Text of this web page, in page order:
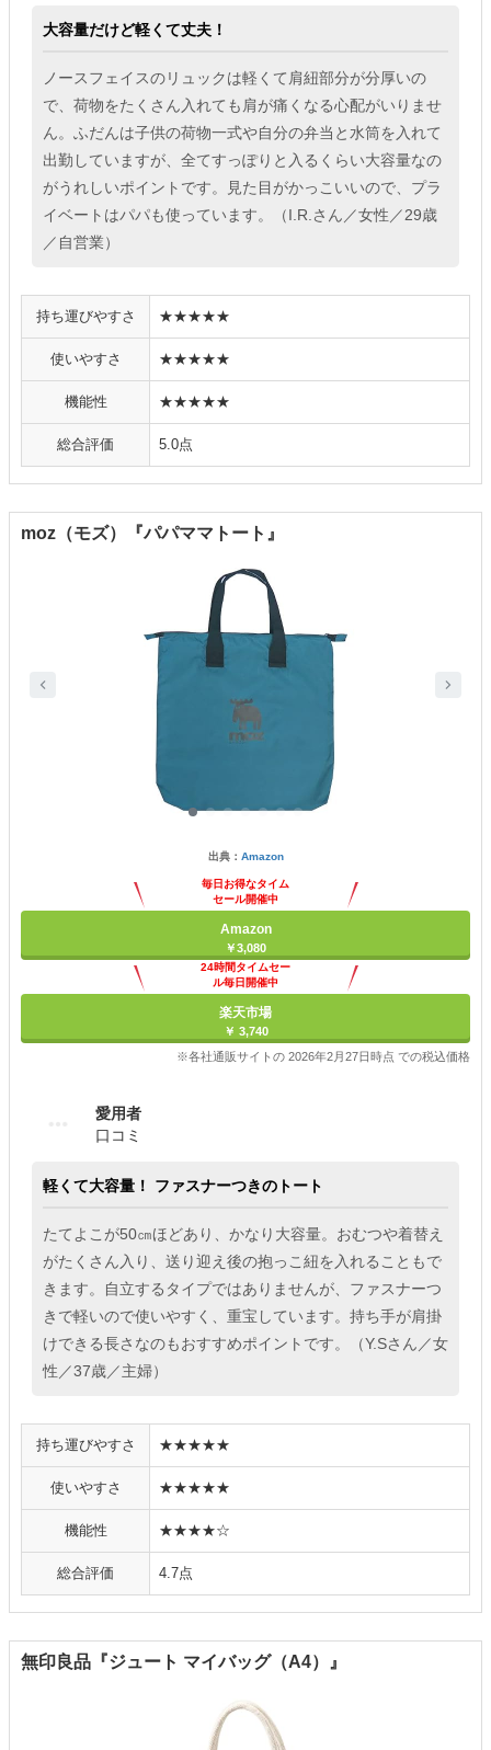
大容量だけど軽くて丈夫！
ノースフェイスのリュックは軽くて肩紐部分が分厚いの
で、荷物をたくさん入れても肩が痛くなる心配がいりませ
ん。ふだんは子供の荷物一式や自分の弁当と水筒を入れて
出勤していますが、全てすっぽりと入るくらい大容量なの
がうれしいポイントです。見た目がかっこいいので、プラ
イベートはパパも使っています。（I.R.さん／女性／29歳
／自営業）
持ち運びやすさ ★★★★★
使いやすさ ★★★★★
機能性 ★★★★★
総合評価 5.0点
moz（モズ）『パパママトート』
出典： Amazon
毎日お得なタイム
セール開催中
Amazon
￥3,080
24時間タイムセー
ル毎日開催中
楽天市場
￥ 3,740
※各社通販サイトの 2026年2月27日時点 での税込価格
愛用者
口コミ
軽くて大容量！ ファスナーつきのトート
たてよこが50㎝ほどあり、かなり大容量。おむつや着替え
がたくさん入り、送り迎え後の抱っこ紐を入れることもで
きます。自立するタイプではありませんが、ファスナーつ
きで軽いので使いやすく、重宝しています。持ち手が肩掛
けできる長さなのもおすすめポイントです。（Y.Sさん／女
性／37歳／主婦）
持ち運びやすさ ★★★★★
使いやすさ ★★★★★
機能性 ★★★★☆
総合評価 4.7点
無印良品『ジュート マイバッグ（A4）』